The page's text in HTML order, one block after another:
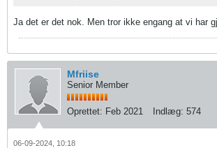
Ja det er det nok. Men tror ikke engang at vi har
Mfriise
Senior Member
Oprettet: Feb 2021 Indlæg: 574
06-09-2024, 10:18